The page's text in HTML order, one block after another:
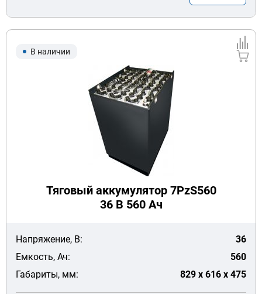
В наличии
Тяговый аккумулятор 7PzS560
36 В 560 Ач
Напряжение, В:
36
Емкость, Ач:
560
Габариты, мм:
829 x 616 x 475